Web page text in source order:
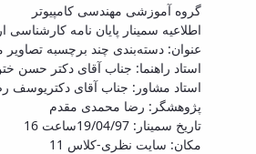
گروه آموزشی مهندسی کامپیوتر
اطلاعیه سمینار پایان نامه
عنوان: دسته‌بندی چند برچسبه تصاویر
استاد راهنما: جناب آقای دکتر حسن
استاد مشاور: جناب آقای دکتریوسف
پژوهشگر: رضا محمدی مقدم
تاریخ سمینار: 19/04/97ساعت 16
مکان: سایت نظری-کلاس 11